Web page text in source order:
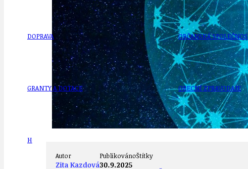
DOPRAVA
GRANTY A DOTACE
HODKOVSKÁ ULICE
OBČANSKÁ
OBECNÍ ZPRAVODAJE
Autor
Zita Kazdová
Publikováno
30.9.2025
Štítky